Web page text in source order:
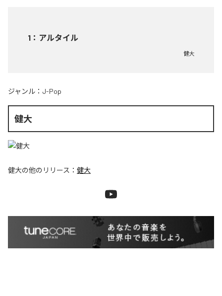
1 ： アルタイル
健大
ジャンル： J-Pop
健大
健大の他のリリース： 健大